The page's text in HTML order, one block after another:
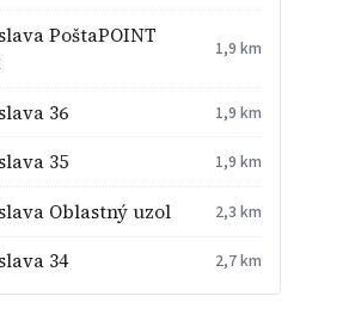
PoštaPOINT
1,9 km
36 1,9 km
35 1,9 km
Oblastný uzol 2,3 km
34 2,7 km